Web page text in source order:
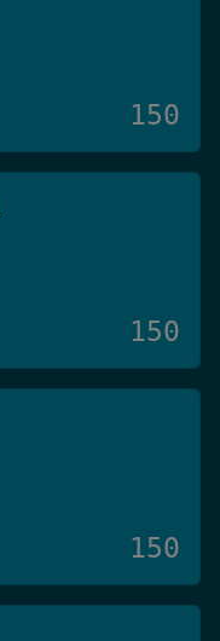
150
150
150